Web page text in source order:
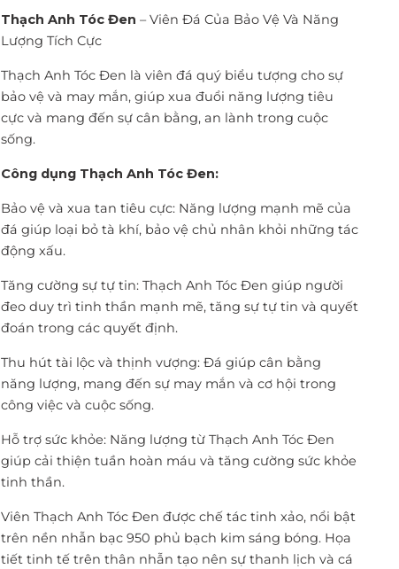
Thạch Anh Tóc Đen – Viên Đá Của Bảo Vệ Và Năng
Lượng Tích Cực
Thạch Anh Tóc Đen là viên đá quý biểu tượng cho sự
bảo vệ và may mắn, giúp xua đuổi năng lượng tiêu
cực và mang đến sự cân bằng, an lành trong cuộc
sống.
Công dụng Thạch Anh Tóc Đen:
Bảo vệ và xua tan tiêu cực: Năng lượng mạnh mẽ của
đá giúp loại bỏ tà khí, bảo vệ chủ nhân khỏi những tác
động xấu.
Tăng cường sự tự tin: Thạch Anh Tóc Đen giúp người
đeo duy trì tinh thần mạnh mẽ, tăng sự tự tin và quyết
đoán trong các quyết định.
Thu hút tài lộc và thịnh vượng: Đá giúp cân bằng
năng lượng, mang đến sự may mắn và cơ hội trong
công việc và cuộc sống.
Hỗ trợ sức khỏe: Năng lượng từ Thạch Anh Tóc Đen
giúp cải thiện tuần hoàn máu và tăng cường sức khỏe
tinh thần.
Viên Thạch Anh Tóc Đen được chế tác tinh xảo, nổi bật
trên nền nhẫn bạc 950 phủ bạch kim sáng bóng. Họa
tiết tinh tế trên thân nhẫn tạo nên sự thanh lịch và cá